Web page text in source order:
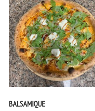
BALSAMIQUE